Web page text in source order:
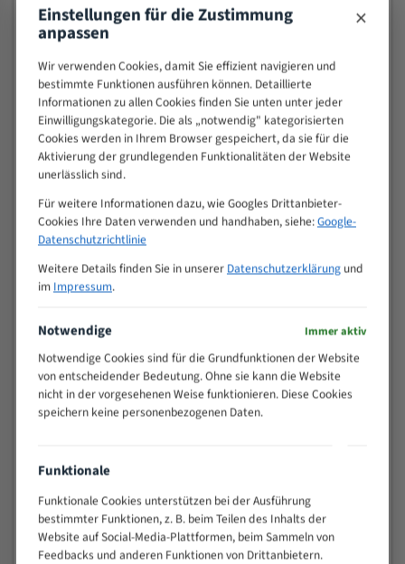
15
8/12 6/10
4/5
20
30
4/5
50
80
> 100
VOLLMATERIAL
M (mm)
Zähne pro
Zoll (ZpZ))
>
10/14
15 - 40
8/12
25 - 50
35 - 70
80 - 180
3/4
130 -
350
2/3
200 -
> 500
0,75/1,25
Vorteile:
Einstellungen für die Zustimmung
anpassen ×
Wir verwenden Cookies, damit Sie effizient navigieren und
bestimmte Funktionen ausführen können. Detaillierte
Informationen zu allen Cookies finden Sie unten unter jeder
Einwilligungskategorie. Die als „notwendig" kategorisierten
Cookies werden in Ihrem Browser gespeichert, da sie für die
Aktivierung der grundlegenden Funktionalitäten der Website
unerlässlich sind.
Für weitere Informationen dazu, wie Googles Drittanbieter-
Cookies Ihre Daten verwenden und handhaben, siehe:Google-
Datenschutzrichtlinie
Weitere Details finden Sie in unserer Datenschutzerklärungund
im Impressum.
Notwendige Immer aktiv
Notwendige Cookies sind für die Grundfunktionen der Website
von entscheidender Bedeutung. Ohne sie kann die Website
nicht in der vorgesehenen Weise funktionieren. Diese Cookies
speichern keine personenbezogenen Daten.
Funktionale
Funktionale Cookies unterstützen bei der Ausführung
bestimmter Funktionen, z. B. beim Teilen des Inhalts der
Website auf Social-Media-Plattformen, beim Sammeln von
Feedbacks und anderen Funktionen von Drittanbietern.